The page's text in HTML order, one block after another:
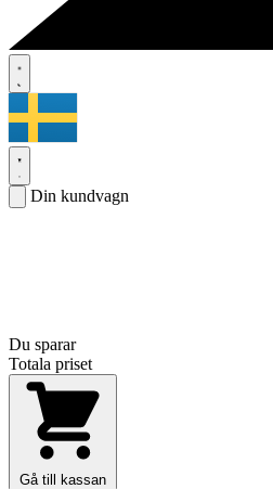
Din kundvagn
Du sparar
Totala priset
Gå till kassan